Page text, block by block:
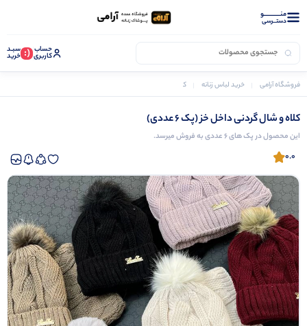
منــــــــــــو
دستــرسی
حساب
کاربری (: سبـد
خرید
فروشگاه آرامی خرید لباس زنانه کلاه و شال گردنی داخل خز (پک 6 عددی)
کلاه و شال گردنی داخل خز (پک 6 عددی)
این محصول در پک های 6 عددی به فروش میرسد.
0.0